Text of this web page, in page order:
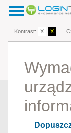
Kontrast: X X